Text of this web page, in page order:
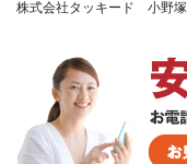
株式会社タッキード 小野塚